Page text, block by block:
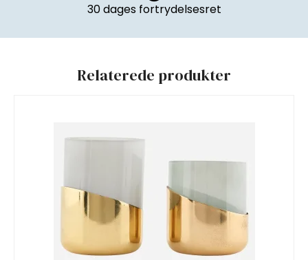
30 dages fortrydelsesret
Relaterede produkter